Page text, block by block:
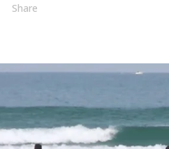
Share